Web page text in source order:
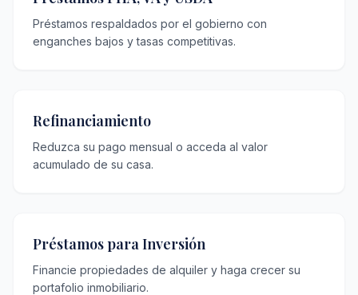
Préstamos respaldados por el gobierno con
enganches bajos y tasas competitivas.
Refinanciamiento
Reduzca su pago mensual o acceda al valor
acumulado de su casa.
Préstamos para Inversión
Financie propiedades de alquiler y haga crecer su
portafolio inmobiliario.